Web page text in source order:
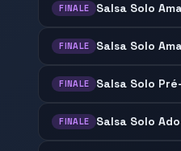
FINALE Salsa Solo
FINALE Salsa Solo
FINALE Salsa Solo
FINALE Salsa Solo